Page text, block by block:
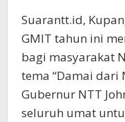
Suarantt.id,
GMIT tahun ini
bagi masyarakat
tema “Damai dari
Gubernur NTT
seluruh umat